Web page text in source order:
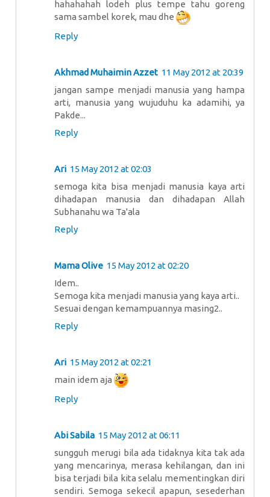
hahahahah lodeh plus tempe tahu goreng
sama sambel korek, mau dhe
Reply
Akhmad Muhaimin Azzet 11 May 2012 at 20:39
jangan sampe menjadi manusia yang hampa
arti, manusia yang wujuduhu ka adamihi, ya
Pakde...
Reply
Ari 15 May 2012 at 02:03
semoga kita bisa menjadi manusia kaya arti
dihadapan manusia dan dihadapan Allah
Subhanahu wa Ta'ala
Reply
Mama Olive 15 May 2012 at 02:20
Idem..
Semoga kita menjadi manusia yang kaya arti..
Sesuai dengan kemampuannya masing2..
Reply
Ari 15 May 2012 at 02:21
main idem aja
Reply
Abi Sabila 15 May 2012 at 06:11
sungguh merugi bila ada tidaknya kita tak ada
yang mencarinya, merasa kehilangan, dan ini
bisa terjadi bila kita selalu mementingkan diri
sendiri. Semoga sekecil apapun, sesederhan